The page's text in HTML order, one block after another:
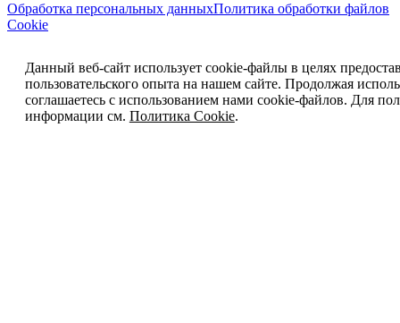
Обработка персональных данныхПолитика обработки файлов
Cookie
Данный веб-сайт использует cookie-файлы в целях
пользовательского опыта на нашем сайте. Продолжая
соглашаетесь с использованием нами cookie-файлов. Для
информации см. Политика Cookie.